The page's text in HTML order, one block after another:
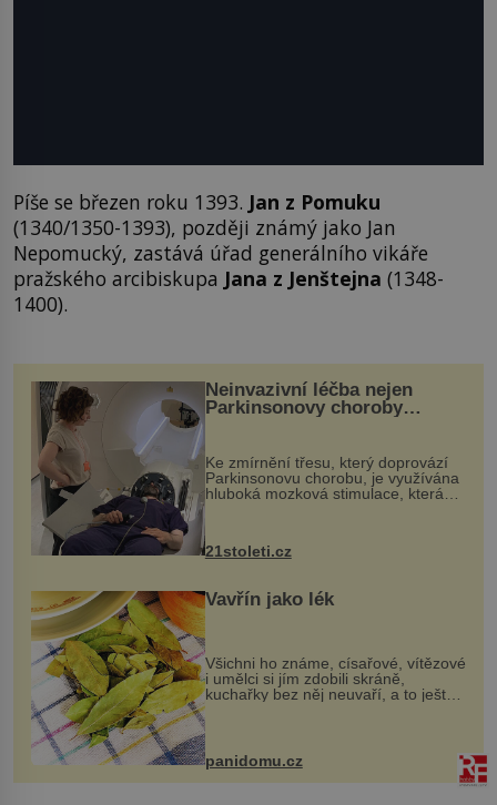
Píše se březen roku 1393. Jan z Pomuku
(1340/1350-1393), později známý jako Jan
Nepomucký, zastává úřad generálního vikáře
pražského arcibiskupa Jana z Jenštejna (1348-
1400).
Neinvazivní léčba nejen
Parkinsonovy choroby
Ke zmírnění třesu, který doprovází
Parkinsonovu chorobu, je využívána
hluboká mozková stimulace, která
však vyžaduje vysoce invazivní
zákrok. Ultrazvuk zase není vhodný
k dostatečně přesnému zacílení ...
21stoleti.cz
Vavřín jako lék
Všichni ho známe, císařové, vítězové
i umělci si jím zdobili skráně,
kuchařky bez něj neuvaří, a to ještě
nevíte, že bobkový list může výrazně
zmírnit některé naše neduhy.
Obsahuje v malém množství ně...
panidomu.cz